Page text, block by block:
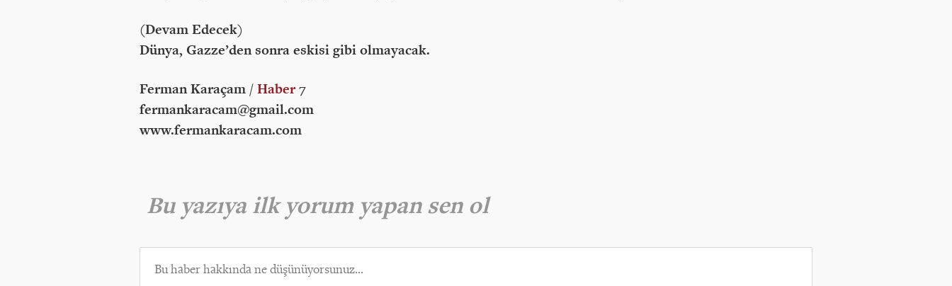
(Devam Edecek)
Dünya, Gazze’den sonra eskisi gibi olmayacak.
Ferman Karaçam /Haber7
fermankaracam@gmail.com
www.fermankaracam.com
Bu yazıya ilk yorum yapan sen ol